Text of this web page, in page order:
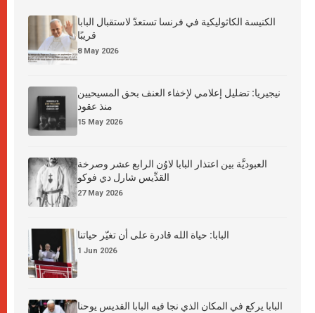
الكنيسة الكاثوليكية في فرنسا تستعدّ لاستقبال البابا
قريبًا
8 May 2026
نيجيريا: تضليل إعلامي لإخفاء العنف بحق المسيحيين
منذ عقود
15 May 2026
العبوديَّة بين اعتذار البابا لاوُن الرابع عشر وصرخة
القدِّيس شارل دي فوكو
27 May 2026
البابا: حياة الله قادرة على أن تغيّر حياتنا
1 Jun 2026
البابا يركع في المكان الذي نجا فيه البابا القديس يوحنا